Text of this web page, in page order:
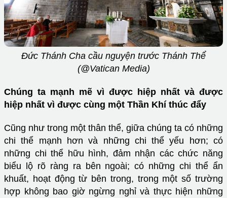
Đức Thánh Cha cầu nguyện trước Thánh Thể
(@Vatican Media)
Chúng ta mạnh mẽ vì được hiệp nhất và được
hiệp nhất vì được cùng một Thần Khí thúc đẩy
Cũng như trong một thân thể, giữa chúng ta có những
chi thể mạnh hơn và những chi thể yếu hơn; có
những chi thể hữu hình, đảm nhận các chức năng
biểu lộ rõ ràng ra bên ngoài; có những chi thể ẩn
khuất, hoạt động từ bên trong, trong một số trường
hợp không bao giờ ngừng nghỉ và thực hiện những